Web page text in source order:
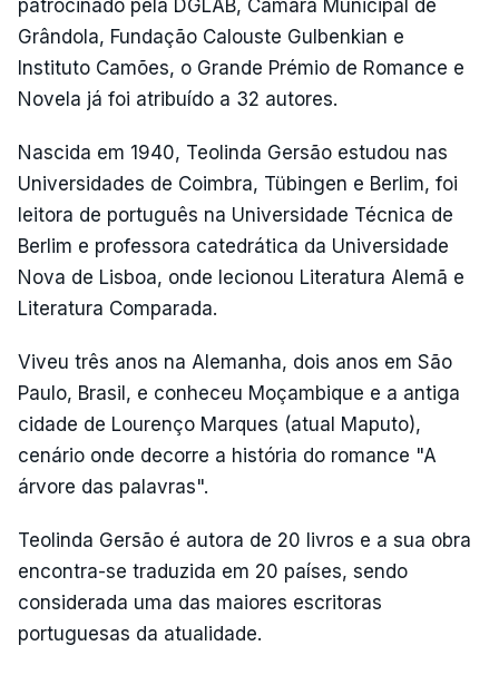
patrocinado pela DGLAB, Câmara Municipal de
Grândola, Fundação Calouste Gulbenkian e
Instituto Camões, o Grande Prémio de Romance e
Novela já foi atribuído a 32 autores.
Nascida em 1940, Teolinda Gersão estudou nas
Universidades de Coimbra, Tübingen e Berlim, foi
leitora de português na Universidade Técnica de
Berlim e professora catedrática da Universidade
Nova de Lisboa, onde lecionou Literatura Alemã e
Literatura Comparada.
Viveu três anos na Alemanha, dois anos em São
Paulo, Brasil, e conheceu Moçambique e a antiga
cidade de Lourenço Marques (atual Maputo),
cenário onde decorre a história do romance "A
árvore das palavras".
Teolinda Gersão é autora de 20 livros e a sua obra
encontra-se traduzida em 20 países, sendo
considerada uma das maiores escritoras
portuguesas da atualidade.